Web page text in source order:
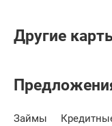
Другие
Займы